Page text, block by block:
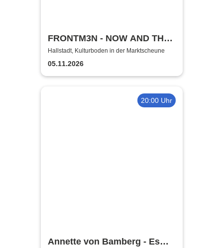
FRONTM3N - NOW AND TH3N
- Tour 2026
Hallstadt, Kulturboden in der Marktscheune
05.11.2026
20:00 Uhr
Annette von Bamberg - Es